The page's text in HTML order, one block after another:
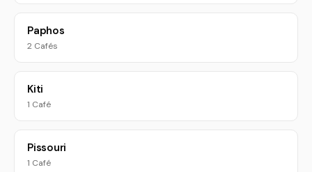
Paphos
2 Cafés
Kiti
1 Café
Pissouri
1 Café